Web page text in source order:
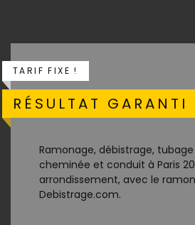
TARIF FIXE !
RÉSULTAT GARANTI
Ramonage, débistrage,
cheminée et conduit à Paris
arrondissement, avec le
Debistrage.com.